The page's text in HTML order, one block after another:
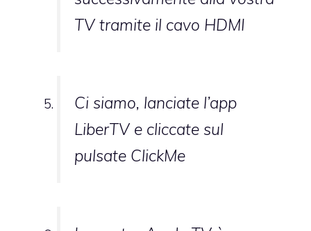
TV tramite il cavo HDMI
Ci siamo, lanciate l’app
LiberTV e cliccate sul
pulsate ClickMe